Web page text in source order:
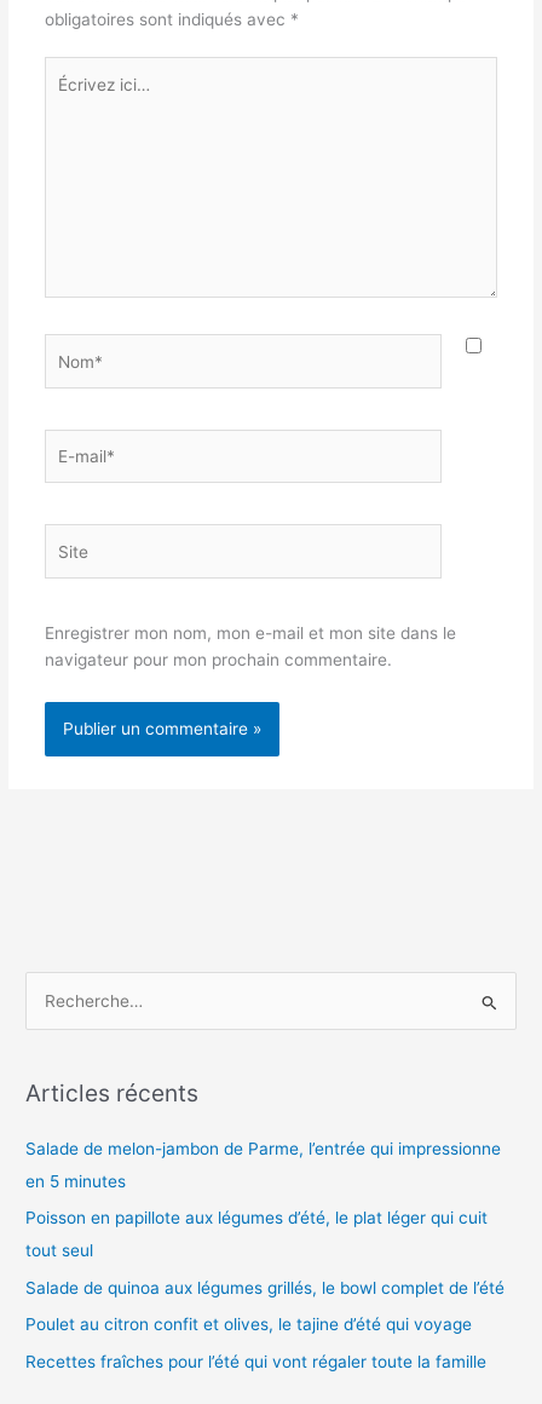
obligatoires sont indiqués avec *
Écrivez
ici…
mail*
Enregistrer mon nom, mon e-mail et mon site dans le
navigateur pour mon prochain commentaire.
h
r
c
h
e
r
Articles récents
Salade de melon-jambon de Parme, l’entrée qui impressionne
en 5 minutes
Poisson en papillote aux légumes d’été, le plat léger qui cuit
tout seul
Salade de quinoa aux légumes grillés, le bowl complet de l’été
Poulet au citron confit et olives, le tajine d’été qui voyage
Recettes fraîches pour l’été qui vont régaler toute la famille